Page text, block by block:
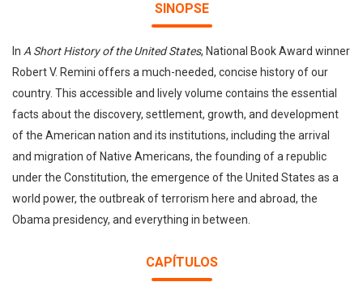
SINOPSE
In A Short History of the United States, National Book Award winner
Robert V. Remini offers a much-needed, concise history of our
country. This accessible and lively volume contains the essential
facts about the discovery, settlement, growth, and development
of the American nation and its institutions, including the arrival
and migration of Native Americans, the founding of a republic
under the Constitution, the emergence of the United States as a
world power, the outbreak of terrorism here and abroad, the
Obama presidency, and everything in between.
CAPÍTULOS